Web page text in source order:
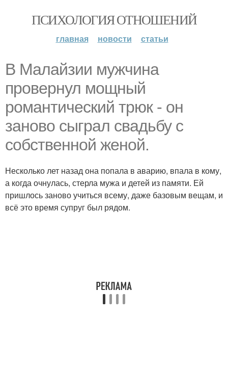
ПСИХОЛОГИЯ ОТНОШЕНИЙ
главная новости статьи
В Малайзии мужчина
провернул мощный
романтический трюк - он
заново сыграл свадьбу с
собственной женой.
Несколько лет назад она попала в аварию, впала в кому,
а когда очнулась, стерла мужа и детей из памяти. Ей
пришлось заново учиться всему, даже базовым вещам, и
всё это время супруг был рядом.